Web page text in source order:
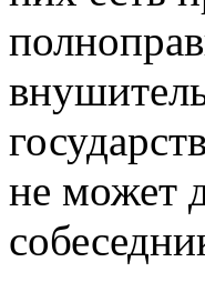
не может